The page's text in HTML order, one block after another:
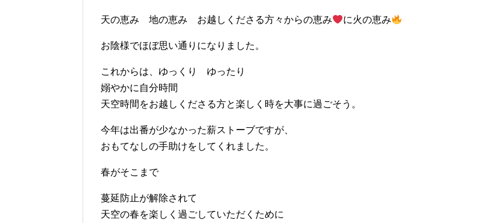
天の恵み 地の恵み お越しくださる方々からの恵み に火の恵み
お陰様でほぼ思い通りになりました。
これからは、ゆっくり ゆったり
嫋やかに自分時間
天空時間をお越しくださる方と楽しく時を大事に過ごそう。
今年は出番が少なかった薪ストーブですが、
おもてなしの手助けをしてくれました。
春がそこまで
蔓延防止が解除されて
天空の春を楽しく過ごしていただくために